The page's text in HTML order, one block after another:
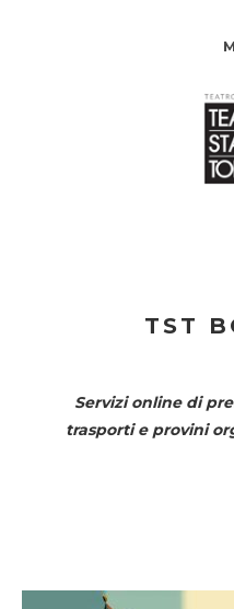
TST
Servizi online di
trasporti e provini